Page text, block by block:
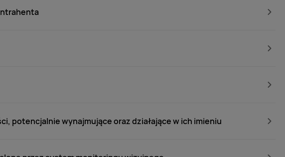
potencjalnie wynajmujące oraz działające w ich imieniu